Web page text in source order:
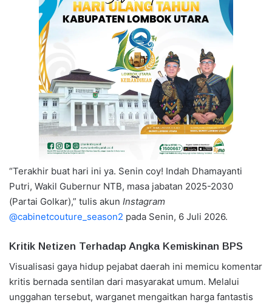
“Terakhir buat hari ini ya. Senin coy! Indah Dhamayanti
Putri, Wakil Gubernur NTB, masa jabatan 2025-2030
(Partai Golkar),” tulis akun Instagram
@cabinetcouture_season2 pada Senin, 6 Juli 2026.
Kritik Netizen Terhadap Angka Kemiskinan BPS
Visualisasi gaya hidup pejabat daerah ini memicu komentar
kritis bernada sentilan dari masyarakat umum. Melalui
unggahan tersebut, warganet mengaitkan harga fantastis